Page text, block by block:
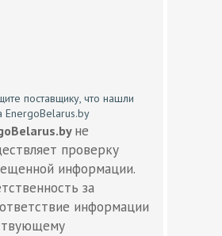
поставщику, что нашли
EnergoBelarus.by
не
проверку
информации.
за
информации